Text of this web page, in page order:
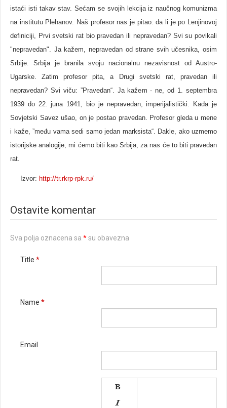
istaći isti takav stav. Sećam se svojih lekcija iz naučnog komunizma
na institutu Plehanov. Naš profesor nas je pitao: da li je po Lenjinovoj
definiciji, Prvi svetski rat bio pravedan ili nepravedan? Svi su povikali
"nepravedan". Ja kažem, nepravedan od strane svih učesnika, osim
Srbije. Srbija je branila svoju nacionalnu nezavisnost od Austro-
Ugarske. Zatim profesor pita, a Drugi svetski rat, pravedan ili
nepravedan? Svi viču: ”Pravedan“. Ja kažem - ne, od 1. septembra
1939 do 22. juna 1941, bio je nepravedan, imperijalistički. Kada je
Sovjetski Savez ušao, on je postao pravedan. Profesor gleda u mene
i kaže, ”među vama sedi samo jedan marksista“. Dakle, ako uzmemo
istorijske analogije, mi ćemo biti kao Srbija, za nas će to biti pravedan
rat.
Izvor: http://tr.rkrp-rpk.ru/
Ostavite komentar
Sva polja oznacena sa *su obavezna
Title *
Name *
Email

